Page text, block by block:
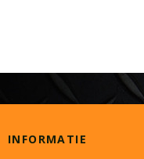
INFORMATIE